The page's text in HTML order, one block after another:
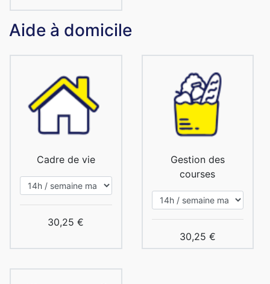
Aide à domicile
Cadre de vie
30,25 €
Gestion des
courses
30,25 €